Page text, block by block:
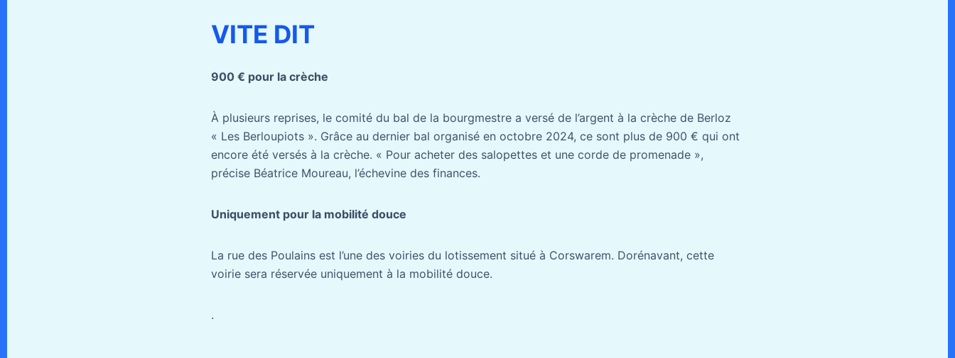
VITE DIT
900 € pour la crèche
À plusieurs reprises, le comité du bal de la bourgmestre a versé de l’argent à la crèche de Berloz
« Les Berloupiots ». Grâce au dernier bal organisé en octobre 2024, ce sont plus de 900 € qui ont
encore été versés à la crèche. « Pour acheter des salopettes et une corde de promenade »,
précise Béatrice Moureau, l’échevine des finances.
Uniquement pour la mobilité douce
La rue des Poulains est l’une des voiries du lotissement situé à Corswarem. Dorénavant, cette
voirie sera réservée uniquement à la mobilité douce.
.